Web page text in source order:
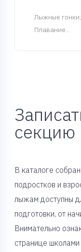
Лыжные гонки
Плавание...
секцию
В каталоге
подростков и
лыжам доступны
подготовки, от
Внимательно
странице